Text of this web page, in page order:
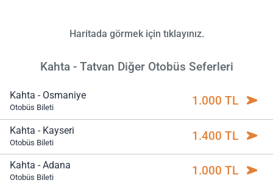
Haritada görmek için tıklayınız.
Kahta - Tatvan Diğer Otobüs Seferleri
Kahta - Osmaniye
Otobüs Bileti 1.000 TL
Kahta - Kayseri
Otobüs Bileti 1.400 TL
Kahta - Adana
Otobüs Bileti 1.000 TL